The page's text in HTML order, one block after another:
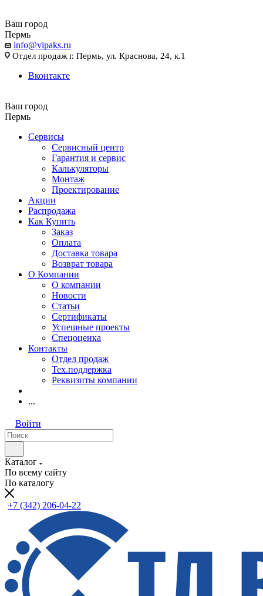
Ваш город
Пермь
info@vipaks.ru
Отдел продаж г. Пермь, ул. Краснова, 24, к.1
Вконтакте
Ваш город
Пермь
Сервисы
Сервисный центр
Гарантия и сервис
Калькуляторы
Монтаж
Проектирование
Акции
Распродажа
Как Купить
Заказ
Оплата
Доставка товара
Возврат товара
О Компании
О компании
Новости
Статьи
Сертификаты
Успешные проекты
Спецоценка
Контакты
Отдел продаж
Тех.поддержка
Реквизиты компании
...
Войти
Каталог
По всему сайту
По каталогу
+7 (342) 206-04-22